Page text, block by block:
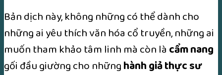
Bản dịch này, không những có thể dành cho
những ai yêu thích văn hóa cổ truyền, những ai
muốn tham khảo tâm linh mà còn là cẩm nang
gối đầu giường cho nhữnghành giả thực sư